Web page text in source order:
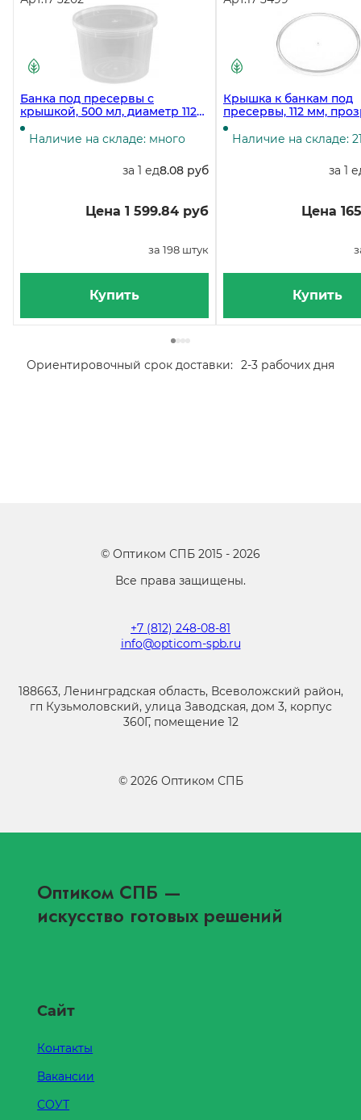
Банка под пресервы с
крышкой, 500 мл, диаметр 112
мм, прозрачная, плошка, 198
штук
Наличие на складе: много
за 1 ед8.08 руб
Цена 1 599.84 руб
за 198 штук
Купить
Крышка к банкам под
пресервы, 112 мм,
40 штук (банки 17-3500,
17-3502)
Наличие на складе:
за 1
Цена
Купить
Ориентировочный срок доставки: 2-3 рабочих дня
© Оптиком СПБ 2015 - 2026
Все права защищены.
+7 (812) 248-08-81
info@opticom-spb.ru
188663, Ленинградская область, Всеволожский район,
гп Кузьмоловский, улица Заводская, дом 3, корпус
360Г, помещение 12
© 2026 Оптиком СПБ
Оптиком СПБ —
искусство готовых решений
Сайт
Контакты
Вакансии
СОУТ